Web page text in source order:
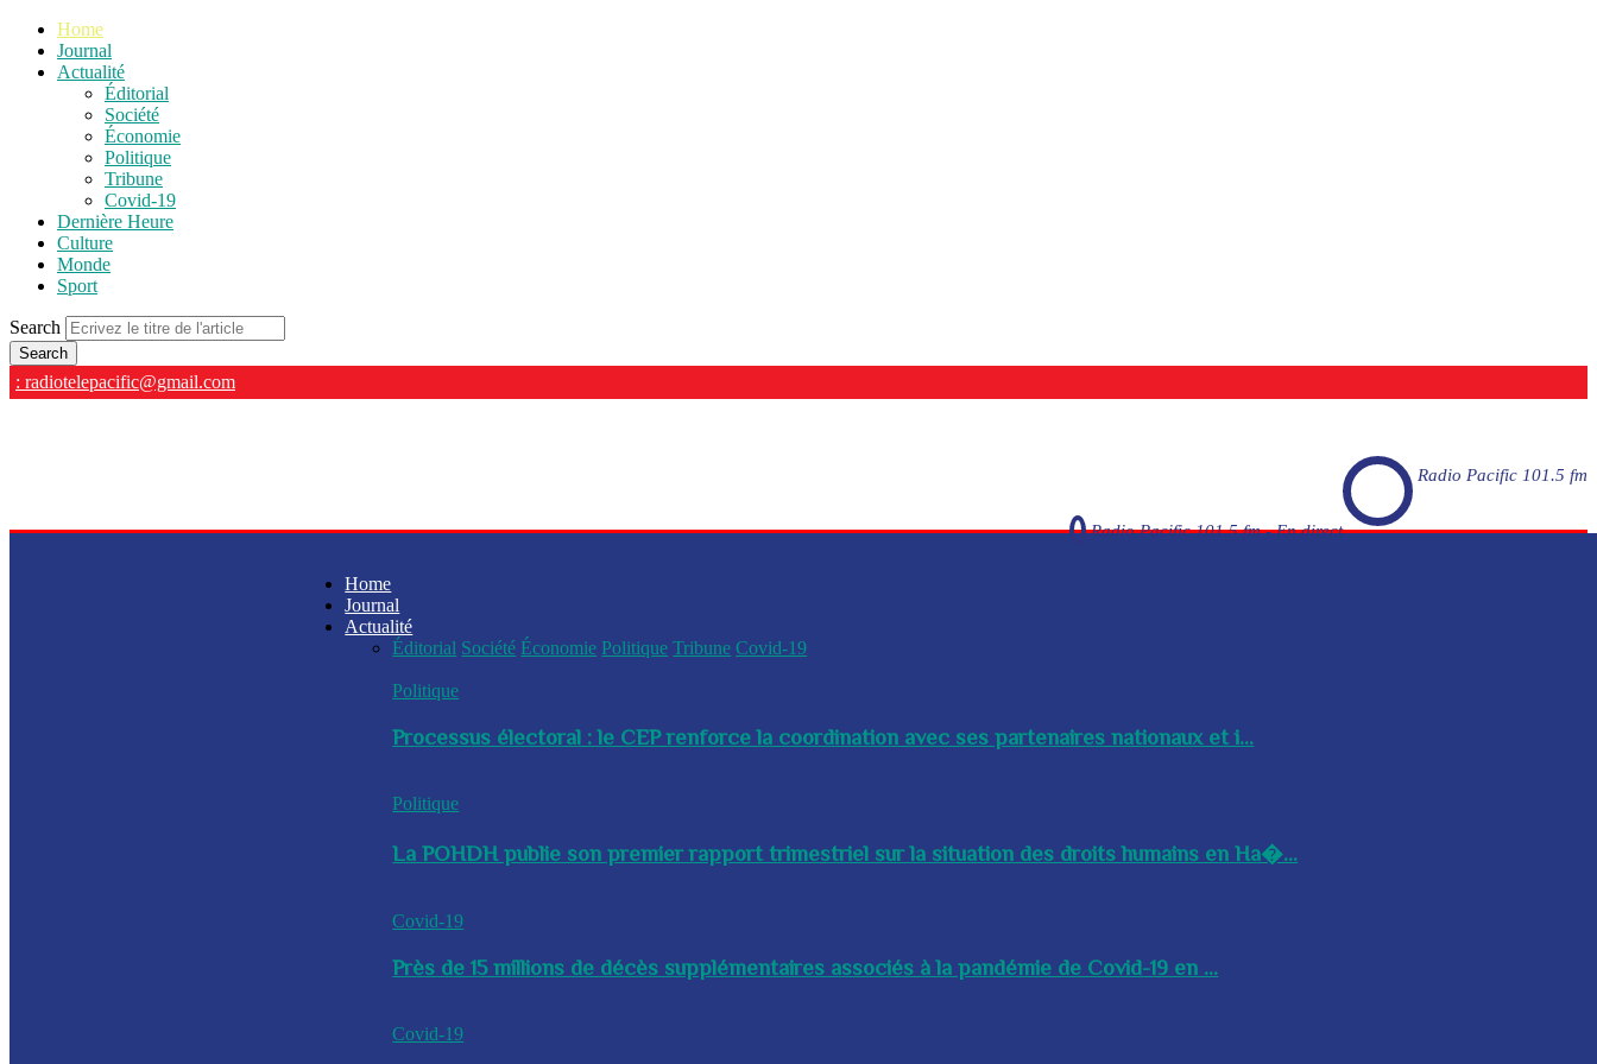
Home
Journal
Actualité
Éditorial
Société
Économie
Politique
Tribune
Covid-19
Dernière Heure
Culture
Monde
Sport
Search
: radiotelepacific@gmail.com
Radio Pacific 101.5 fm
Radio Pacific 101.5 fm - En direct
Home
Journal
Actualité
Éditorial Société Économie Politique Tribune Covid-19
Politique
Processus électoral : le CEP renforce la coordination avec ses partenaires nationaux et i...
Politique
La POHDH publie son premier rapport trimestriel sur la situation des droits humains en Ha�...
Covid-19
Près de 15 millions de décès supplémentaires associés à la pandémie de Covid-19 en ...
Covid-19